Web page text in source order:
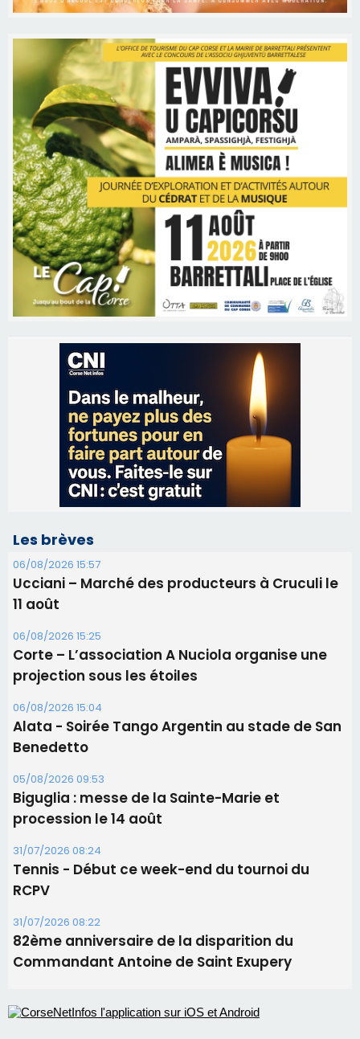
Les brèves
06/08/2026 15:57
Ucciani – Marché des producteurs à Cruculi le
06/08/2026 15:25
Corte – L’association A Nuciola organise une
06/08/2026 15:04
Alata - Soirée Tango Argentin au stade de San
Benedetto
05/08/2026 09:53
Biguglia : messe de la Sainte-Marie et
procession le 14 août
31/07/2026 08:24
Tennis - Début ce week-end du tournoi du
RCPV
31/07/2026 08:22
82ème anniversaire de la disparition du
Commandant Antoine de Saint Exupery
Les plus lus
Satine Nomary est la nouvelle Miss Corse 2026
Éclipse du 12 août : la Corse aux premières loges
d'un spectacle qui ne reviendra pas avant 2081
face à une nouvelle escroquerie au faux vendeur de